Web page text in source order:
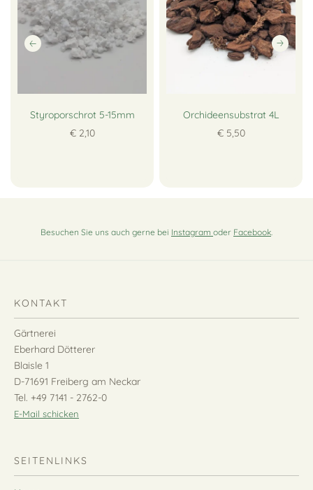
Styroporschrot 5-15mm
€ 2,10
Orchideensubstrat 4L
€ 5,50
Besuchen Sie uns auch gerne bei Instagram oder Facebook
KONTAKT
Gärtnerei
Eberhard Dötterer
Blaisle 1
D-71691 Freiberg am Neckar
Tel. +49 7141 - 2762-0
E-Mail schicken
SEITENLINKS